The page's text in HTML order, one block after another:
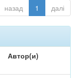
назад 1 далі
Автор(и)